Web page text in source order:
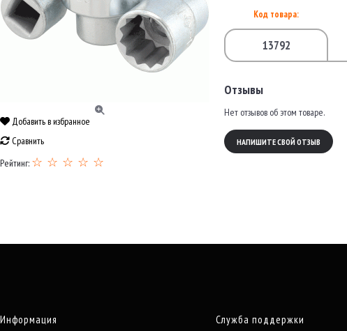
Добавить в избранное
Сравнить
Рейтинг: ☆ ☆ ☆ ☆ ☆
Код товара:
13792
Отзывы
Нет отзывов об этом товаре.
НАПИШИТЕ СВОЙ ОТЗЫВ
Информация Служба поддержки